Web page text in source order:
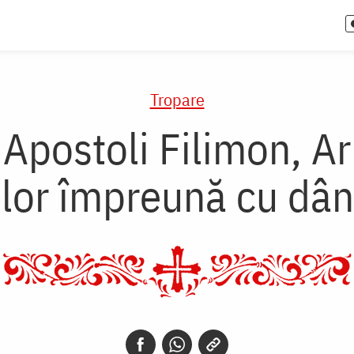
Tropare
Filimon,
împreună cu